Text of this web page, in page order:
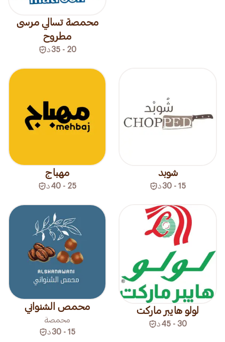
محمصة تسالي مرسى
مطروح
20 - 35 د
شوبد
15 - 30 د
مهباج
25 - 40 د
لولو هايبر ماركت
30 - 45 د
محمص الشنواني
محمصة
15 - 30
د